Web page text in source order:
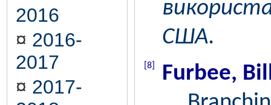
2016
¤ 2016-
2017
¤ 2017-
США.
[8]
Furbee,